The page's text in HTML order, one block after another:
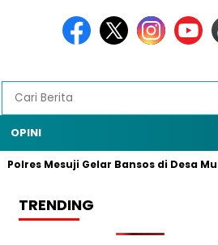
OPINI
Polres Mesuji Gelar Bansos di Desa
TRENDING